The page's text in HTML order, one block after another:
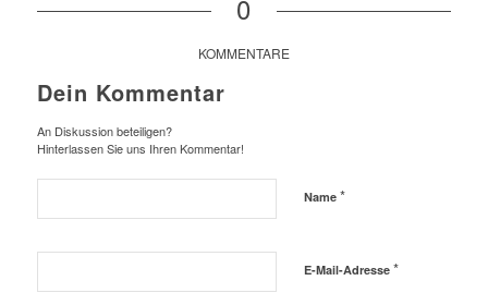
0
KOMMENTARE
Dein Kommentar
An Diskussion beteiligen?
Hinterlassen Sie uns Ihren Kommentar!
Name *
E-Mail-Adresse *